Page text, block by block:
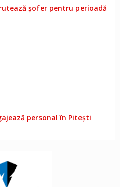
șofer pentru perioadă
personal în Pitești